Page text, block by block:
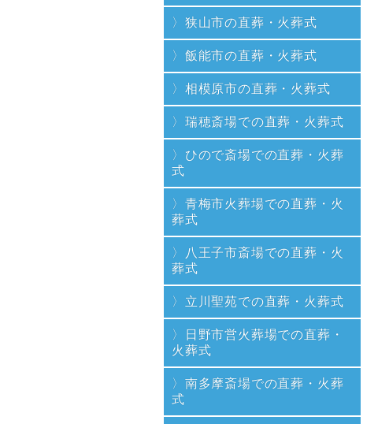
狭山市の直葬・火葬式
飯能市の直葬・火葬式
相模原市の直葬・火葬式
瑞穂斎場での直葬・火葬式
ひので斎場での直葬・火葬
式
青梅市火葬場での直葬・火
葬式
八王子市斎場での直葬・火
葬式
立川聖苑での直葬・火葬式
日野市営火葬場での直葬・
火葬式
南多摩斎場での直葬・火葬
式